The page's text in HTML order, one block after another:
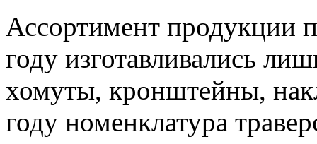
Ассортимент продукции
году изготавливались
хомуты, кронштейны,
году номенклатура